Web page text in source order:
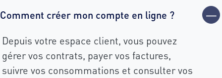
Comment créer mon compte en ligne ?
Depuis votre espace client, vous pouvez
gérer vos contrats, payer vos factures,
suivre vos consommations et consulter vos